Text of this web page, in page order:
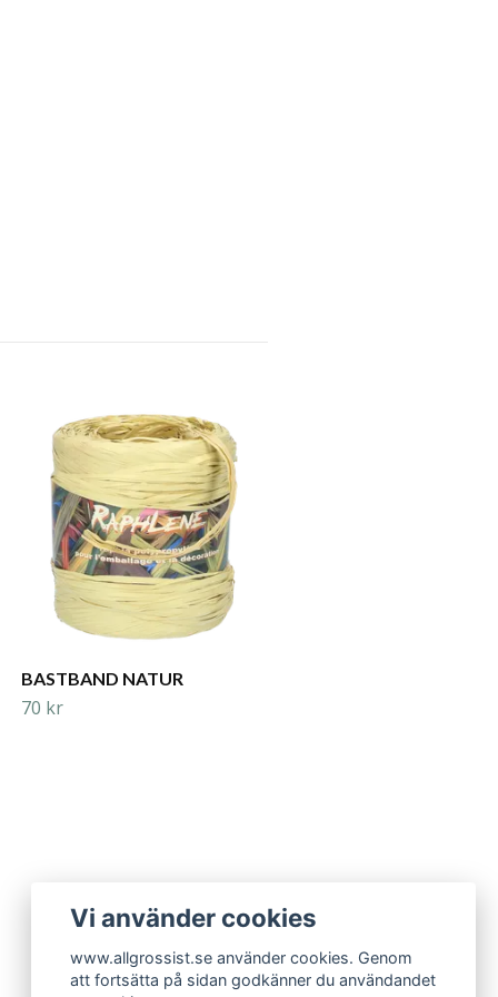
BASTBAND NATUR
70 kr
Vi använder cookies
www.allgrossist.se använder cookies. Genom
att fortsätta på sidan godkänner du användandet